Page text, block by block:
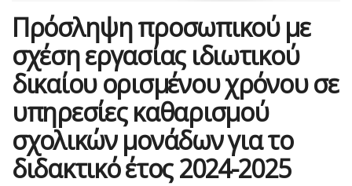
Πρόσληψη προσωπικού με
σχέση εργασίας ιδιωτικού
δικαίου ορισμένου χρόνου σε
υπηρεσίες καθαρισμού
σχολικών μονάδων για το
διδακτικό έτος 2024-2025